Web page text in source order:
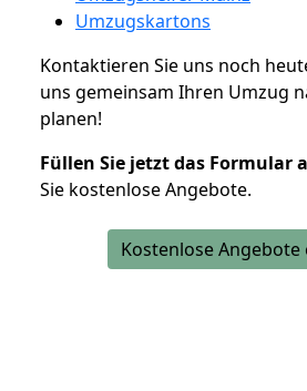
Umzugskartons
Kontaktieren Sie uns noch
uns gemeinsam Ihren Umzug
planen!
Füllen Sie jetzt das Formular
Sie kostenlose Angebote.
Kostenlose Angebote